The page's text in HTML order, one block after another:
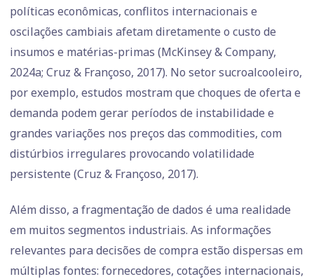
políticas econômicas, conflitos internacionais e
oscilações cambiais afetam diretamente o custo de
insumos e matérias-primas (McKinsey & Company,
2024a; Cruz & Françoso, 2017). No setor sucroalcooleiro,
por exemplo, estudos mostram que choques de oferta e
demanda podem gerar períodos de instabilidade e
grandes variações nos preços das commodities, com
distúrbios irregulares provocando volatilidade
persistente (Cruz & Françoso, 2017).
Além disso, a fragmentação de dados é uma realidade
em muitos segmentos industriais. As informações
relevantes para decisões de compra estão dispersas em
múltiplas fontes: fornecedores, cotações internacionais,